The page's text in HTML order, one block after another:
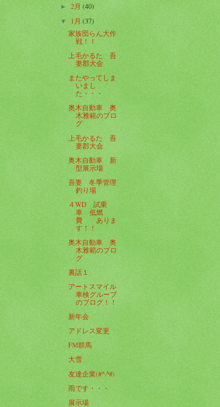
►2月(40)
▼1月(37)
家族団らん大作
戦！！
上毛かるた 吾
妻郡大会
またやってしま
いまし
た・・・
奥木自動車 奥
木雅範のブロ
グ
上毛かるた 吾
妻郡大会
奥木自動車 新
型展示場
吾妻 冬季管理
釣り場
４WD 試乗
車 低燃
費 ありま
す！！
奥木自動車 奥
木雅範のブロ
グ
裏話１
アートスマイル
車検グループ
のブログ！！
新年会
アドレス変更
FM群馬
大雪
友達企業(#^.^#)
雨です・・・
展示場